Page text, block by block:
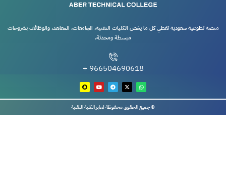
منصة تطوعية سعودية تغطي كل ما يخص الكليات التقنية، الجامعات، المعاهد، والوظائف بشروحات
مبسطة ومحدثة.
966504690618 +
© جميع الحقوق محفوظة لعابر الكلية التقنية